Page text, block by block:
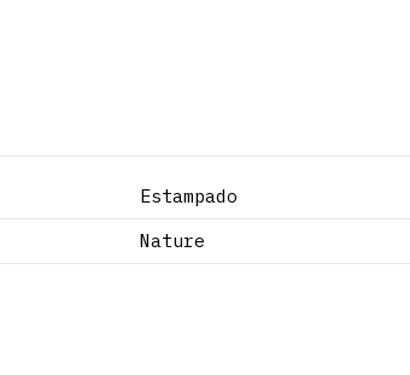
Estampado
Nature